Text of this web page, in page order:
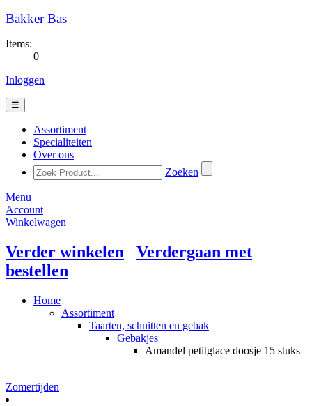
Bakker Bas
Items:
0
Inloggen
☰
Assortiment
Specialiteiten
Over ons
Zoeken
Menu
Account
Winkelwagen
Verder winkelen
Verdergaan met
bestellen
Home
Assortiment
Taarten, schnitten en gebak
Gebakjes
Amandel petitglace doosje 15 stuks
Zomertijden